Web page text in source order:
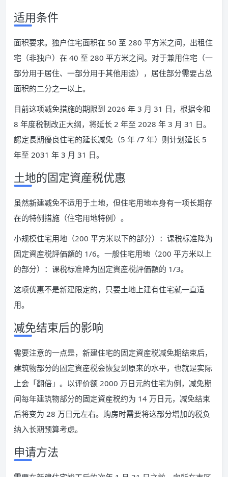
适用条件
面积要求。独户住宅面积在 50 至 280 平方米之间，出租住
宅（非独户）在 40 至 280 平方米之间。对于兼用住宅（一
部分用于居住、一部分用于其他用途），居住部分需要占总
面积的二分之一以上。
目前这项减免措施的期限到 2026 年 3 月 31 日，根据令和
8 年度税制改正大纲，将延长 2 年至 2028 年 3 月 31 日。
認定長期優良住宅的延长减免（5 年 /7 年）则计划延长 5
年至 2031 年 3 月 31 日。
土地的固定資産税优惠
虽然新建减免不适用于土地，但住宅用地本身有一项长期存
在的特例措施（住宅用地特例）。
小规模住宅用地（200 平方米以下的部分）：课税标准降为
固定資産税評価額的 1/6。一般住宅用地（200 平方米以上
的部分）：课税标准降为固定資産税評価額的 1/3。
这项优惠不是新建限定的，只要土地上建有住宅就一直适
用。
减免结束后的影响
需要注意的一点是，新建住宅的固定資産税减免期结束后，
建筑物部分的固定資産税会恢复到原来的水平，也就是实际
上会「翻倍」。以评价额 2000 万日元的住宅为例，减免期
间每年建筑物部分的固定資産税约为 14 万日元，减免结束
后将变为 28 万日元左右。购房时需要将这部分增加的税负
纳入长期预算考虑。
申请方法